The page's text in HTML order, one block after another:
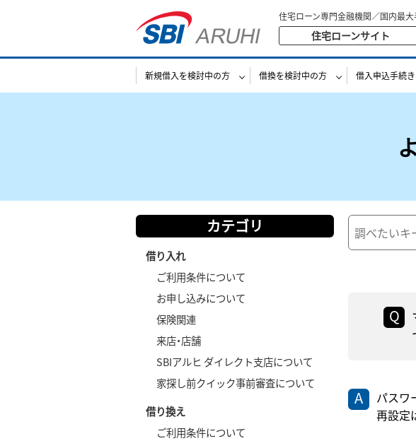
住宅ローン専門金融機関／国内最大
住宅ローンサイト
新規借入を検討中の方 借換を検討中の方 借入申込手続
カテゴリ
借り入れ
ご利用条件について
お申し込みについて
保険関連
来店・店舗
SBIアルヒ ダイレクト支店について
家探し前クイック事前審査について
借り換え
ご利用条件について
パスワ
再設定